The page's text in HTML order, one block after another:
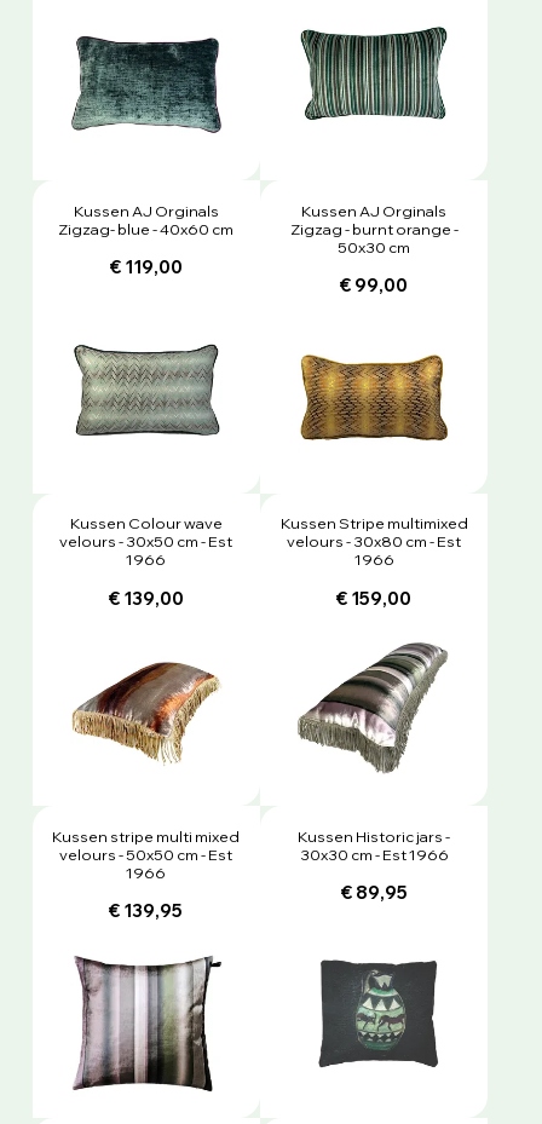
Kussen AJ Orginals
Zigzag- blue - 40x60 cm
€ 119,00
Kussen AJ Orginals
Zigzag - burnt orange -
50x30 cm
€ 99,00
Kussen Colour wave
velours - 30x50 cm - Est
1966
€ 139,00
Kussen Stripe multimixed
velours - 30x80 cm - Est
1966
€ 159,00
Kussen stripe multi mixed
velours - 50x50 cm - Est
1966
€ 139,95
Kussen Historic jars -
30x30 cm - Est 1966
€ 89,95